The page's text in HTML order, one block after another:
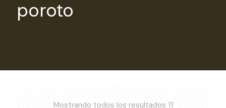
poroto
Mostrando todos los resultados 11